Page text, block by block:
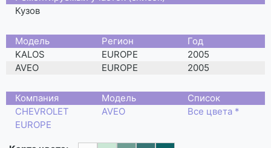
Кузов
Moдель Регион
Год
KALOS
EUROPE
2005
AVEO
EUROPE 2005
Компания Модель
Список
CHEVROLET
EUROPE
AVEO Все цвета *